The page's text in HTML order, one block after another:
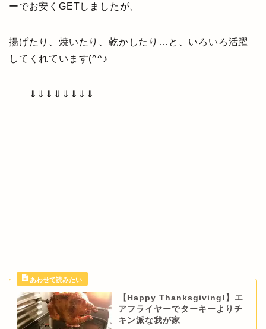
ーでお安くGETしましたが、
揚げたり、焼いたり、乾かしたり…と、いろいろ活躍
してくれています(^^♪
⇓⇓⇓⇓⇓⇓⇓⇓
【Happy Thanksgiving!】エ
アフライヤーでターキーよりチ
キン派な我が家